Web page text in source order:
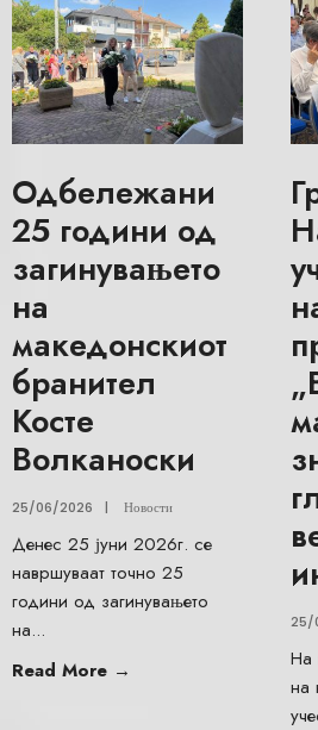
Одбележани
25 години од
загинувањето
на
македонскиот
бранител
Косте
Волканоски
25/06/2026 | Новости
Денес 25 јуни 2026г. се
навршуваат точно 25
години од загинувањето
на...
Read More →
25/
На
на